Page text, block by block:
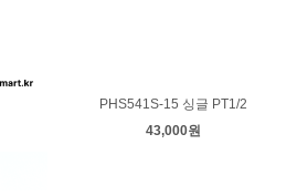
PHS541S-15 싱글 PT1/2
43,000원